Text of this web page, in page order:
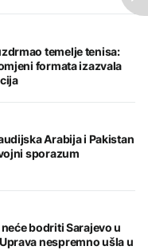
temelje tenisa:
formata izazvala
Arabija i Pakistan
sporazum
bodriti Sarajevo u
nespremno ušla u